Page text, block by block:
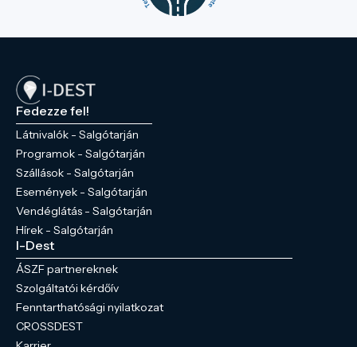
Fedezze fel!
Látnivalók - Salgótarján
Programok - Salgótarján
Szállások - Salgótarján
Események - Salgótarján
Vendéglátás - Salgótarján
Hírek - Salgótarján
I-Dest
ÁSZF partnereknek
Szolgáltatói kérdőív
Fenntarthatósági nyilatkozat
CROSSDEST